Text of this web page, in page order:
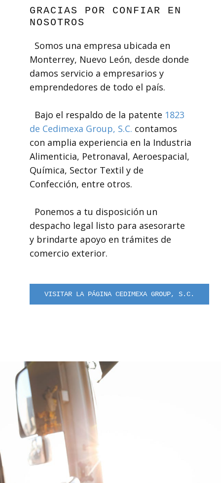
GRACIAS POR CONFIAR EN
NOSOTROS
Somos una empresa ubicada en
Monterrey, Nuevo León, desde donde
damos servicio a empresarios y
emprendedores de todo el país.
Bajo el respaldo de la patente 1823
de Cedimexa Group, S.C. contamos
con amplia experiencia en la Industria
Alimenticia, Petronaval, Aeroespacial,
Química, Sector Textil y de
Confección, entre otros.
Ponemos a tu disposición un
despacho legal listo para asesorarte
y brindarte apoyo en trámites de
comercio exterior.
VISITAR LA PÁGINA CEDIMEXA GROUP, S.C.